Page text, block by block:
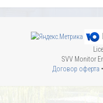
SVV Monitor
Договор оферта